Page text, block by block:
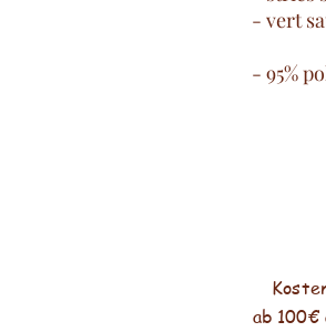
- vert
- 95%
ab 100€